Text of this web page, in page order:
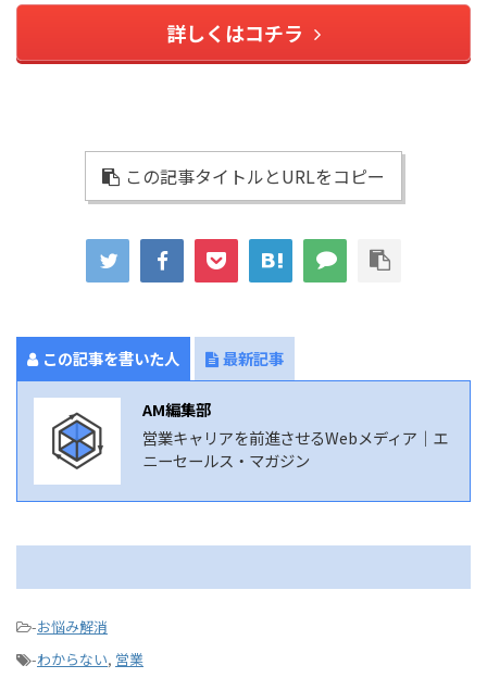
詳しくはコチラ
この記事タイトルとURLをコピー
この記事を書いた人 最新記事
AM編集部
営業キャリアを前進させるWebメディア｜エ
ニーセールス・マガジン
-お悩み解消
-わからない, 営業